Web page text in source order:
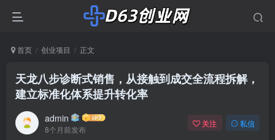
首页 创业项目 正文
天龙八步诊断式销售，从接触到成交全流程拆解，
建立标准化体系提升转化率
admin
8个月前发布
关注 私信